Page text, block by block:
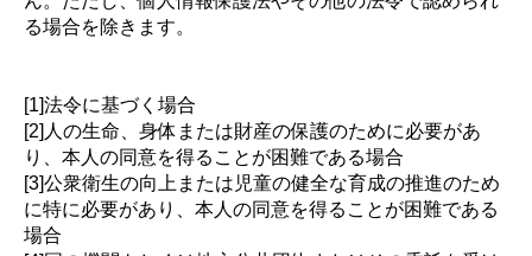
る場合を除きます。
[1]法令に基づく場合
[2]人の生命、身体または財産の保護のために必要があ
り、本人の同意を得ることが困難である場合
[3]公衆衛生の向上または児童の健全な育成の推進のため
に特に必要があり、本人の同意を得ることが困難である
場合